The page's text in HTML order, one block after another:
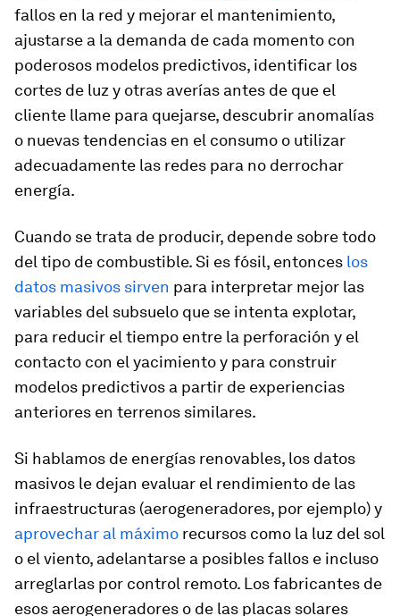
fallos en la red y mejorar el mantenimiento,
ajustarse a la demanda de cada momento con
poderosos modelos predictivos, identificar los
cortes de luz y otras averías antes de que el
cliente llame para quejarse, descubrir anomalías
o nuevas tendencias en el consumo o utilizar
adecuadamente las redes para no derrochar
energía.
Cuando se trata de producir, depende sobre todo
del tipo de combustible. Si es fósil, entonces los
datos masivos sirven para interpretar mejor las
variables del subsuelo que se intenta explotar,
para reducir el tiempo entre la perforación y el
contacto con el yacimiento y para construir
modelos predictivos a partir de experiencias
anteriores en terrenos similares.
Si hablamos de energías renovables, los datos
masivos le dejan evaluar el rendimiento de las
infraestructuras (aerogeneradores, por ejemplo) y
aprovechar al máximo recursos como la luz del sol
o el viento, adelantarse a posibles fallos e incluso
arreglarlas por control remoto. Los fabricantes de
esos aerogeneradores o de las placas solares